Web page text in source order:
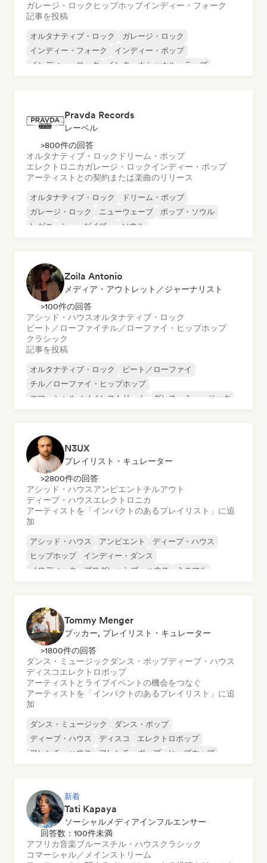
ガレージ・ロック ヒップホップインディー・フォーク
記事を投稿
オルタナティブ・ロック
ガレージ・ロック
インディー・フォーク
インディー・ポップ
インディー・ロック
インターナショナル・ラップ
Pravda Records
レーベル
>800件の回答
オルタナティブ・ロック ドリーム・ポップ
エレクトロニカガレージ・ロックインディー・ポップ
アーティストとの契約または楽曲のリリース
オルタナティブ・ロック
ドリーム・ポップ
ガレージ・ロック
ニューウェーブ
ポップ・ソウル
レゲエ
シューゲイザー ソウル
Zoila Antonio
メディア・アウトレット／ジャーナリスト
>100件の回答
アシッド・ハウスオルタナティブ・ロック
ビート／ローファイチル／ローファイ・ヒップホップ
クラシック
記事を投稿
オルタナティブ・ロック
ビート／ローファイ
チル／ローファイ・ヒップホップ
コマーシャル／メインストリーム
ダンス・ミュージック
N3UX
プレイリスト・キュレーター
>2800件の回答
アシッド・ハウスアンビエント チルアウト
ディープ・ハウスエレクトロニカ
アーティストを「インパクトのあるプレイリスト」に追
加
アシッド・ハウス アンビエント
ディープ・ハウス
ヒップホップ
インディー・ダンス
メロディック・プログレッシブ・ハウス
ミニマル
Tommy Menger
ブッカー, プレイリスト・キュレーター
>1800件の回答
ダンス・ミュージック ダンス・ポップディープ・ハウス
ディスコエレクトロポップ
アーティストとライブイベントの機会をつなぐ
アーティストを「インパクトのあるプレイリスト」に追
加
ダンス・ミュージック
ダンス・ポップ
ディープ・ハウス
ディスコ
エレクトロポップ
フレンチ・ハウス
フレンチ・ポップ ヒップホップ
新着
Tati Kapaya
ソーシャルメディアインフルエンサー
回答数：100件未満
アフリカ音楽ブルースチル・ハウスクラシック
コマーシャル／メインストリーム